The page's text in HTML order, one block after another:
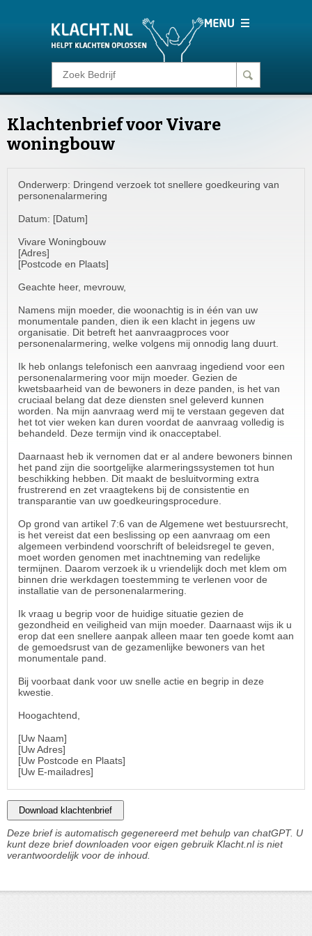
Klacht melden
Consumentenrecht
Klachtenbrief voor Vivare
woningbouw
Onderwerp: Dringend verzoek tot snellere goedkeuring van
personenalarmering
Datum: [Datum]
Vivare Woningbouw
[Adres]
[Postcode en Plaats]
Geachte heer, mevrouw,
Namens mijn moeder, die woonachtig is in één van uw
monumentale panden, dien ik een klacht in jegens uw
organisatie. Dit betreft het aanvraagproces voor
personenalarmering, welke volgens mij onnodig lang duurt.
Ik heb onlangs telefonisch een aanvraag ingediend voor een
personenalarmering voor mijn moeder. Gezien de
kwetsbaarheid van de bewoners in deze panden, is het van
cruciaal belang dat deze diensten snel geleverd kunnen
worden. Na mijn aanvraag werd mij te verstaan gegeven dat
het tot vier weken kan duren voordat de aanvraag volledig is
behandeld. Deze termijn vind ik onacceptabel.
Daarnaast heb ik vernomen dat er al andere bewoners binnen
het pand zijn die soortgelijke alarmeringssystemen tot hun
beschikking hebben. Dit maakt de besluitvorming extra
frustrerend en zet vraagtekens bij de consistentie en
transparantie van uw goedkeuringsprocedure.
Op grond van artikel 7:6 van de Algemene wet bestuursrecht,
is het vereist dat een beslissing op een aanvraag om een
algemeen verbindend voorschrift of beleidsregel te geven,
moet worden genomen met inachtneming van redelijke
termijnen. Daarom verzoek ik u vriendelijk doch met klem om
binnen drie werkdagen toestemming te verlenen voor de
installatie van de personenalarmering.
Ik vraag u begrip voor de huidige situatie gezien de
gezondheid en veiligheid van mijn moeder. Daarnaast wijs ik u
erop dat een snellere aanpak alleen maar ten goede komt aan
de gemoedsrust van de gezamenlijke bewoners van het
monumentale pand.
Bij voorbaat dank voor uw snelle actie en begrip in deze
kwestie.
Hoogachtend,
[Uw Naam]
[Uw Adres]
[Uw Postcode en Plaats]
[Uw E-mailadres]
Download klachtenbrief
Deze brief is automatisch gegenereerd met behulp van chatGPT. U
kunt deze brief downloaden voor eigen gebruik Klacht.nl is niet
verantwoordelijk voor de inhoud.